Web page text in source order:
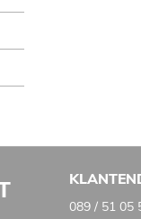
089 / 51 05